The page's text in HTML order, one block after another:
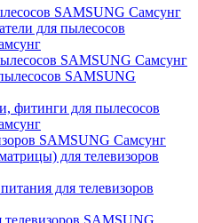
SAMSUNG Самсунг
для пылесосов
SAMSUNG Самсунг
SAMSUNG
фитинги для пылесосов
SAMSUNG Самсунг
для телевизоров
для телевизоров
телевизоров SAMSUNG